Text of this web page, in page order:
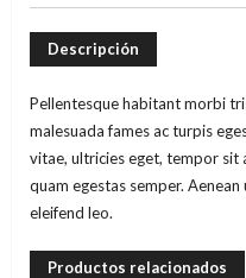
Descripción
Pellentesque habitant morbi
malesuada fames ac turpis
vitae, ultricies eget, tempor sit
quam egestas semper.
eleifend leo.
Productos relacionados